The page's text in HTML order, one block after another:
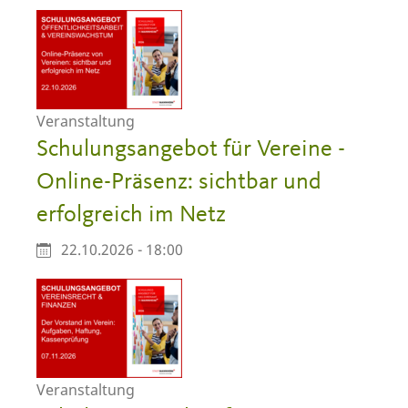
Veranstaltung
Schulungsangebot für Vereine -
Online-Präsenz: sichtbar und
erfolgreich im Netz
22.10.2026 - 18:00
Veranstaltung